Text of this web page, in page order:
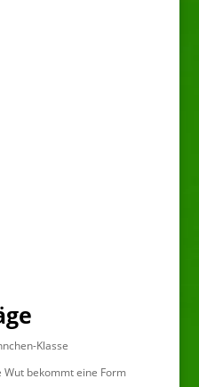
Klasse
bekommt eine Form